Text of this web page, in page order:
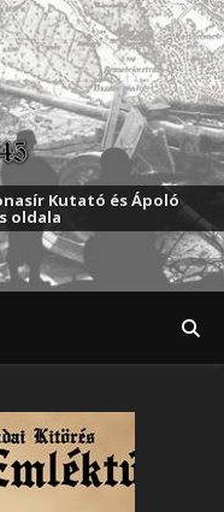
Kutató és Ápoló
oldala